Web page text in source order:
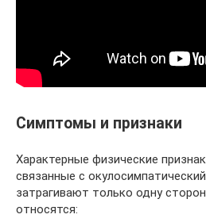
Симптомы и признаки
Характерные физические
связанные с
затрагивают только одну
относятся: